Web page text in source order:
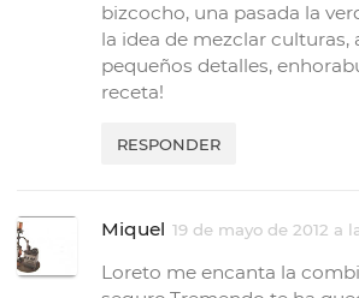
bizcocho, una pasada la
la idea de mezclar culturas,
pequeños detalles,
receta!
RESPONDER
Miquel 19 de mayo de 2012 a
Loreto me encanta la